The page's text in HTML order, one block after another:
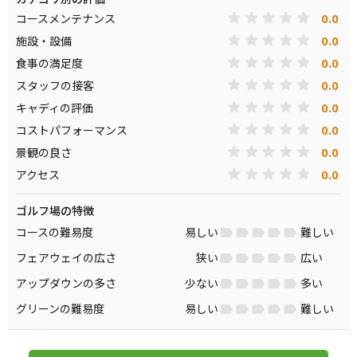
コースメンテナンス
0.0
施設・設備 0.0
食事の満足度 0.0
スタッフの接客 0.0
キャディの評価 0.0
コストパフォーマンス 0.0
景観の良さ 0.0
アクセス 0.0
ゴルフ場の特徴
コースの難易度
易しい
難しい
フェアウェイの広さ
狭い
広い
アップダウンの多さ
少ない
多い
グリーンの難易度
易しい 難しい